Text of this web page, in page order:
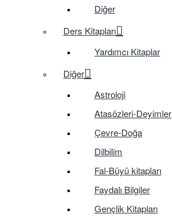
Diğer
Ders Kitapları
Yardımcı Kitaplar
Diğer
Astroloji
Atasözleri-Deyimler
Çevre-Doğa
Dilbilim
Fal-Büyü kitapları
Faydalı Bilgiler
Gençlik Kitapları